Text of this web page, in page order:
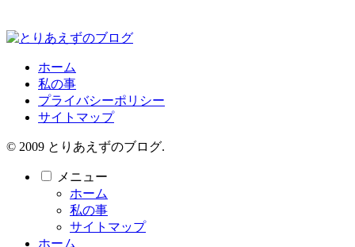
ホーム
私の事
プライバシーポリシー
サイトマップ
© 2009 とりあえずのブログ.
メニュー
ホーム
私の事
サイトマップ
ホーム